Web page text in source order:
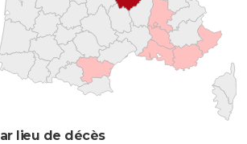
lieu de décès